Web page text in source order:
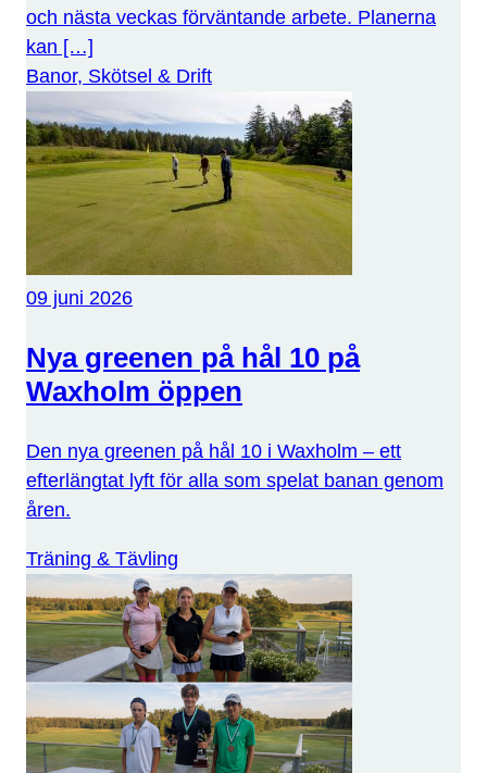
och nästa veckas förväntande arbete. Planerna
kan […]
Banor, Skötsel & Drift
09 juni 2026
Nya greenen på hål 10 på
Waxholm öppen
Den nya greenen på hål 10 i Waxholm – ett
efterlängtat lyft för alla som spelat banan genom
åren.
Träning & Tävling